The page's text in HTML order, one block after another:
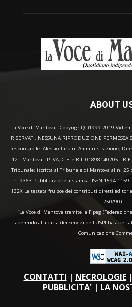
ABOUT
La Voce di Mantova - Copyright(C)1999-2019
RISERVATI. NESSUNA RIPRODUZIONE
responsabile: Alessio Tarpini Amministrazione,
12 - Mantova - P.IVA, C.F. e R.I. 01898140205 -
Tribunale: iscritta al Tribunale di Mantova al n. 25
n. 9363 Pubblicazione a stampa: ISSN 1594-
132X La testata fruisce dei contributi diretti
250/90)
“La Voce di Mantova tramite la Fipeg
aderendo alla carta dei servizi dell'USPI ha
Comunicazione
CONTATTI | NECROLOGIE|
PUBBLICITA' | LA